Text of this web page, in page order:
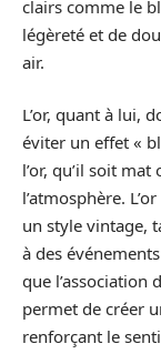
clairs comme le
légèreté et de
air.
L’or, quant à lui,
éviter un effet «
l’or, qu’il soit
l’atmosphère.
un style vintage,
à des
que l’association
permet de créer
renforçant le